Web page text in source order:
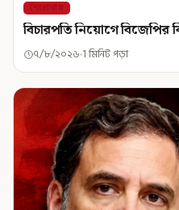
শিরোনাম
বিচারপতি নিয়োগে
৭/৮/২০২৬ 1 মিনিট পড়া